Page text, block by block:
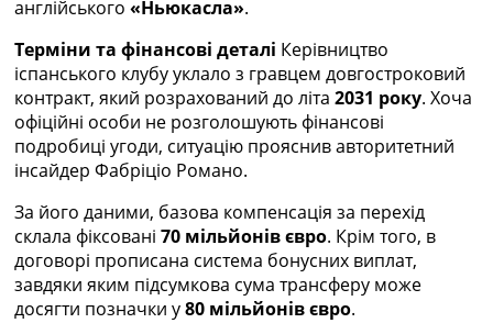
Україна. Прем’єр-Ліга
Україна. Перша Ліга
Ліга Чемпіонів
Англія. Прем’єр-Ліга
Іспанія. Ла Ліга
Ще Турніри >>>
Таблиці
Чемпіонат Світу. Турнирні таблиці
Таблиця УПЛ
Перша Ліга
Таблиця АПЛ
Таблиця Ла Ліги
Таблиця Ліги Чемпіонів
англійського «Ньюкасла».
Терміни та фінансові деталі Керівництво
іспанського клубу уклало з гравцем довгостроковий
контракт, який розрахований до літа 2031 року. Хоча
офіційні особи не розголошують фінансові
подробиці угоди, ситуацію прояснив авторитетний
інсайдер Фабріціо Романо.
За його даними, базова компенсація за перехід
склала фіксовані 70 мільйонів євро. Крім того, в
договорі прописана система бонусних виплат,
завдяки яким підсумкова сума трансферу може
досягти позначки у80 мільйонів євро.